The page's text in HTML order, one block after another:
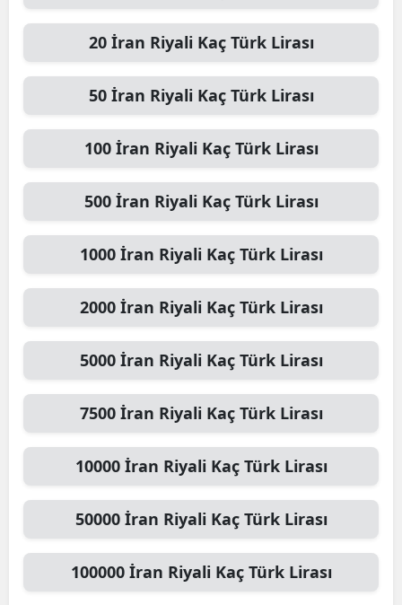
20 İran Riyali Kaç Türk Lirası
50 İran Riyali Kaç Türk Lirası
100 İran Riyali Kaç Türk Lirası
500 İran Riyali Kaç Türk Lirası
1000 İran Riyali Kaç Türk Lirası
2000 İran Riyali Kaç Türk Lirası
5000 İran Riyali Kaç Türk Lirası
7500 İran Riyali Kaç Türk Lirası
10000 İran Riyali Kaç Türk Lirası
50000 İran Riyali Kaç Türk Lirası
100000 İran Riyali Kaç Türk Lirası